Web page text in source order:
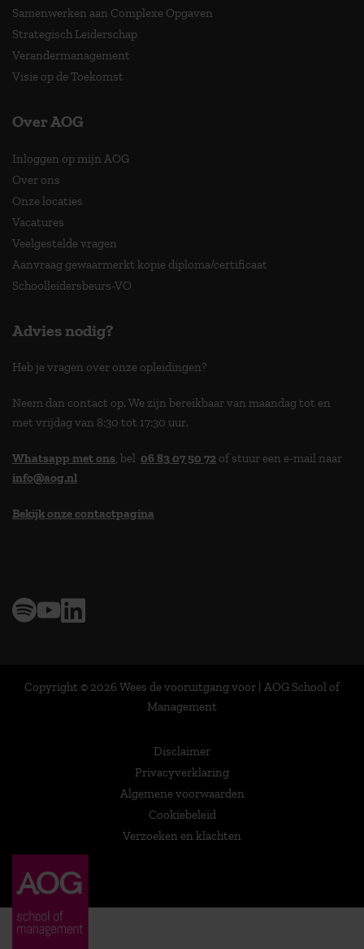
Samenwerken aan Complexe Opgaven
Strategisch Leiderschap
Verandermanagement
Visie op de Toekomst
Over AOG
Inloggen op mijn AOG
Over ons
Onze locaties
Vacatures
Veelgestelde vragen
Aanvraag gewaarmerkt kopie diploma/certificaat
Schoolleidersbeurs-VO
Advies nodig?
Heb je vragen over onze opleidingen?
Neem dan contact op. We zijn bereikbaar van maandag tot en
met vrijdag van 8:30 tot 17:30 uur.
Whatsapp met ons, bel 06 83 07 50 72 of stuur een e-mail naar
info@aog.nl
Bekijk onze contactpagina
Copyright © 2026 Wees de vooruitgang voor | AOG School of
Management
Disclaimer
Privacyverklaring
Algemene voorwaarden
Cookiebeleid
Verzoeken en klachten